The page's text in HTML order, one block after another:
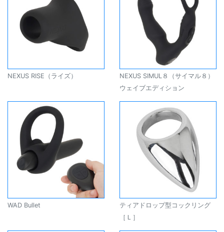
NEXUS RISE（ライズ）
NEXUS SIMUL８（サイマル８）
ウェイブエディション
WAD Bullet
ティアドロップ型コックリング
［Ｌ］